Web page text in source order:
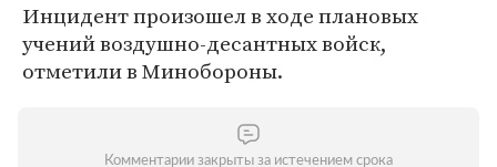
Инцидент произошел в ходе плановых
учений воздушно-десантных войск,
отметили в Минобороны.
Комментарии закрыты за истечением срока